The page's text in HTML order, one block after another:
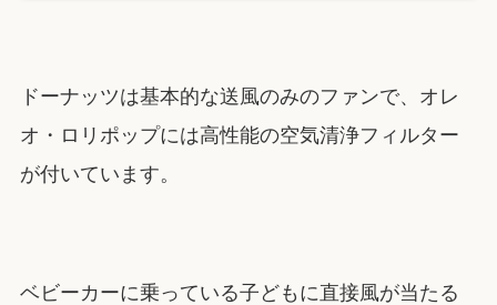
ドーナッツは基本的な送風のみのファンで、オレ
オ・ロリポップには高性能の空気清浄フィルター
が付いています。
ベビーカーに乗っている子どもに直接風が当たる